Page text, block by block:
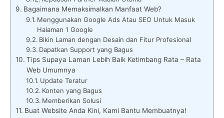
Bagaimana Memaksimalkan Manfaat Web?
Menggunakan Google Ads Atau SEO Untuk Masuk
Halaman 1 Google
Bikin Laman dengan Desain dan Fitur Profesional
Dapatkan Support yang Bagus
Tips Supaya Laman Lebih Baik Ketimbang Rata – Rata
Web Umumnya
Update Teratur
Konten yang Bagus
Memberikan Solusi
Buat Website Anda Kini, Kami Bantu Membuatnya!